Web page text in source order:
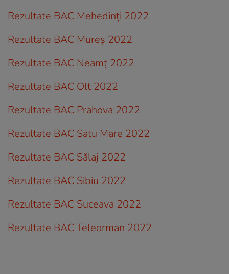
Rezultate BAC Mehedinți 2022
Rezultate BAC Mureș 2022
Rezultate BAC Neamț 2022
Rezultate BAC Olt 2022
Rezultate BAC Prahova 2022
Rezultate BAC Satu Mare 2022
Rezultate BAC Sălaj 2022
Rezultate BAC Sibiu 2022
Rezultate BAC Suceava 2022
Rezultate BAC Teleorman 2022